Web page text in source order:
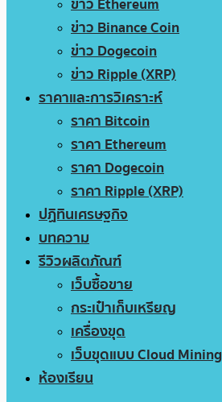
ข่าว Binance Coin
ข่าว Dogecoin
ข่าว Ripple (XRP)
ราคาและการวิเคราะห์
ราคา Bitcoin
ราคา Ethereum
ราคา Dogecoin
ราคา Ripple (XRP)
ปฏิทินเศรษฐกิจ
บทความ
รีวิวผลิตภัณฑ์
เว็บซื้อขาย
กระเป๋าเก็บเหรียญ
เครื่องขุด
เว็บขุดแบบ Cloud Mining
ห้องเรียน